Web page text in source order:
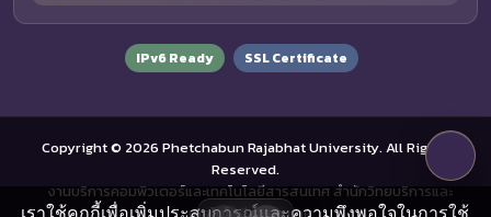
IPv6 Ready SSL Certificate
Copyright © 2026 Phetchabun Rajabhat University. All Rights
Reserved.
งานบริการคอมพิวเตอร์และเทคโนโลยีสารสนเทศ สำนักวิทยบริการและ